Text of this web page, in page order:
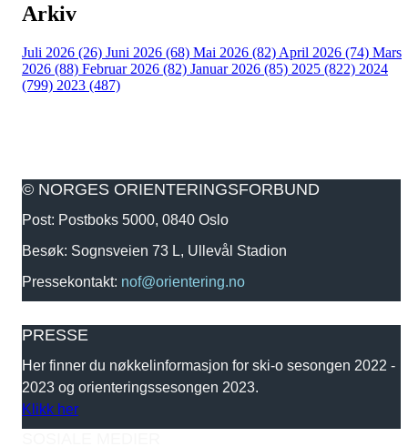
Arkiv
Juli 2026 (26) Juni 2026 (68) Mai 2026 (82) April 2026 (74) Mars
2026 (88) Februar 2026 (82) Januar 2026 (85) 2025 (822) 2024
(799) 2023 (487)
© NORGES ORIENTERINGSFORBUND
Post: Postboks 5000, 0840 Oslo
Besøk: Sognsveien 73 L, Ullevål Stadion
Pressekontakt: nof@orientering.no
PRESSE
Her finner du nøkkelinformasjon for ski-o sesongen 2022 -
2023 og orienteringssesongen 2023.
Klikk her